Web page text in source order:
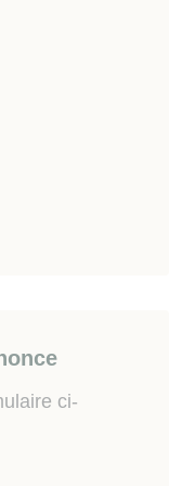
sont disponibes
ci-